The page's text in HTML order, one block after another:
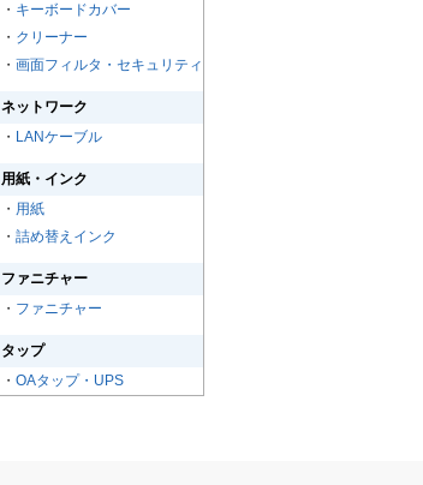
・ キーボードカバー
・ クリーナー
・ 画面フィルタ・セキュリティ
ネットワーク
・ LANケーブル
用紙・インク
・ 用紙
・ 詰め替えインク
ファニチャー
・ ファニチャー
タップ
・ OAタップ・UPS